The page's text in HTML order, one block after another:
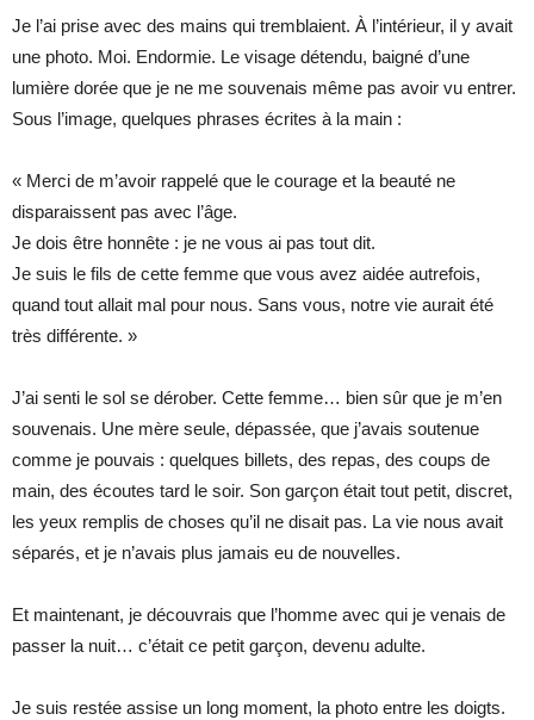
Je l’ai prise avec des mains qui tremblaient. À l’intérieur, il y avait
une photo. Moi. Endormie. Le visage détendu, baigné d’une
lumière dorée que je ne me souvenais même pas avoir vu entrer.
Sous l’image, quelques phrases écrites à la main :
« Merci de m’avoir rappelé que le courage et la beauté ne
disparaissent pas avec l’âge.
Je dois être honnête : je ne vous ai pas tout dit.
Je suis le fils de cette femme que vous avez aidée autrefois,
quand tout allait mal pour nous. Sans vous, notre vie aurait été
très différente. »
J’ai senti le sol se dérober. Cette femme… bien sûr que je m’en
souvenais. Une mère seule, dépassée, que j’avais soutenue
comme je pouvais : quelques billets, des repas, des coups de
main, des écoutes tard le soir. Son garçon était tout petit, discret,
les yeux remplis de choses qu’il ne disait pas. La vie nous avait
séparés, et je n’avais plus jamais eu de nouvelles.
Et maintenant, je découvrais que l’homme avec qui je venais de
passer la nuit… c’était ce petit garçon, devenu adulte.
Je suis restée assise un long moment, la photo entre les doigts.